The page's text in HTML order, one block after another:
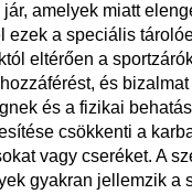
amelyek miatt
a speciális
eltérően a
és
és a fizikai
csökkenti a
vagy cseréket. A
gyakran jellemzik